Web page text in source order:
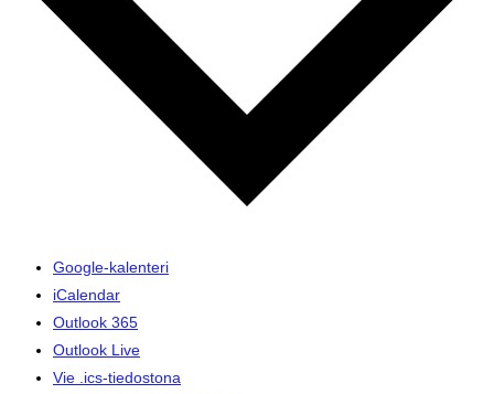
Google-kalenteri
iCalendar
Outlook 365
Outlook Live
Vie .ics-tiedostona